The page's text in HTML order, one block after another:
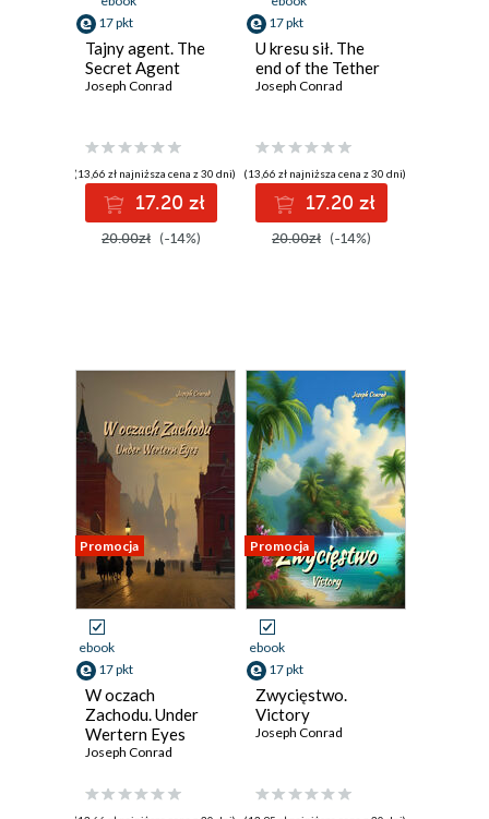
17 pkt
Tajny agent. The
Secret Agent
Joseph Conrad
(13,66 zł najniższa cena z 30 dni)
17.20 zł
20.00zł (-14%)
17 pkt
U kresu sił. The
end of the Tether
Joseph Conrad
(13,66 zł najniższa cena z 30 dni)
17.20 zł
20.00zł (-14%)
Promocja
ebook
17 pkt
W oczach
Zachodu. Under
Wertern Eyes
Joseph Conrad
Promocja
ebook
17 pkt
Zwycięstwo.
Victory
Joseph Conrad